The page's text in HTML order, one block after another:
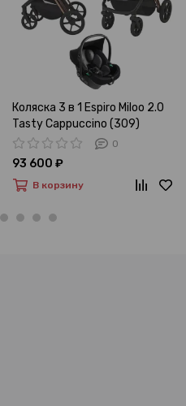
Коляска 3 в 1 Espiro Miloo 2.0
Tasty Cappuccino (309)
0
93 600 ₽
В корзину